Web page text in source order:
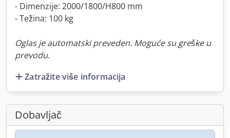
- Dimenzije: 2000/1800/H800 mm
- Težina: 100 kg
Oglas je automatski preveden. Moguće su greške u
prevodu.
Zatražite više informacija
Dobavljač